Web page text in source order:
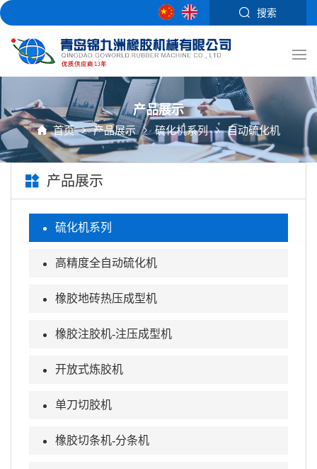
搜索
产品展示
首页 产品展示 硫化机系列 自动硫化机
产品展示
硫化机系列
高精度全自动硫化机
橡胶地砖热压成型机
橡胶注胶机-注压成型机
开放式炼胶机
单刀切胶机
橡胶切条机-分条机